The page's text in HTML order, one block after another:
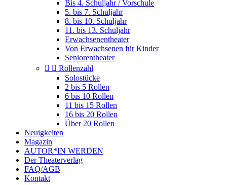
Bis 4. Schuljahr / Vorschule
5. bis 7. Schuljahr
8. bis 10. Schuljahr
11. bis 13. Schuljahr
Erwachsenentheater
Von Erwachsenen für Kinder
Seniorentheater
  Rollenzahl
Solostücke
2 bis 5 Rollen
6 bis 10 Rollen
11 bis 15 Rollen
16 bis 20 Rollen
Über 20 Rollen
Neuigkeiten
Magazin
AUTOR*IN WERDEN
Der Theaterverlag
FAQ/AGB
Kontakt